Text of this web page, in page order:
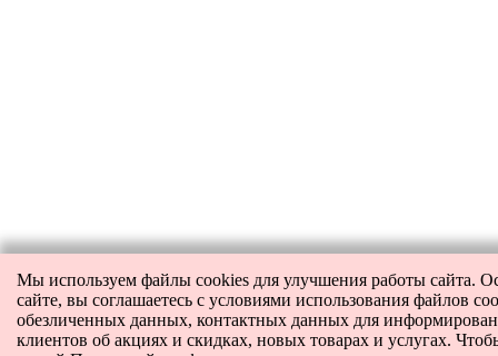
Мы используем файлы cookies для улучшения работы сайта.
сайте, вы соглашаетесь с условиями использования файлов
обезличенных данных, контактных данных для
клиентов об акциях и скидках, новых товарах и услугах.